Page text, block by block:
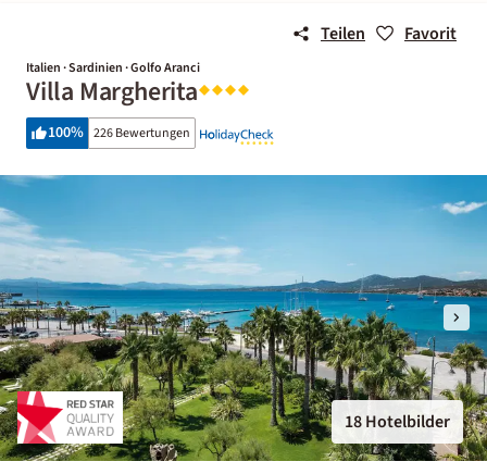
Teilen Favorit
Italien · Sardinien · Golfo Aranci
Villa Margherita
100% 226 Bewertungen
18 Hotelbilder